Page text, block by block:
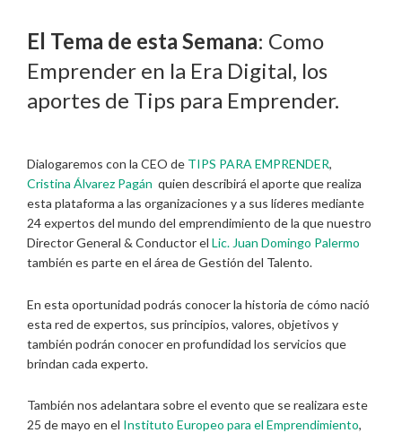
El Tema de esta Semana: Como
Emprender en la Era Digital, los
aportes de Tips para Emprender.
Dialogaremos con la CEO de TIPS PARA EMPRENDER,
Cristina Álvarez Pagán quien describirá el aporte que realiza
esta plataforma a las organizaciones y a sus líderes mediante
24 expertos del mundo del emprendimiento de la que nuestro
Director General & Conductor el Lic. Juan Domingo Palermo
también es parte en el área de Gestión del Talento.
En esta oportunidad podrás conocer la historia de cómo nació
esta red de expertos, sus principios, valores, objetivos y
también podrán conocer en profundidad los servicios que
brindan cada experto.
También nos adelantara sobre el evento que se realizara este
25 de mayo en el Instituto Europeo para el Emprendimiento,